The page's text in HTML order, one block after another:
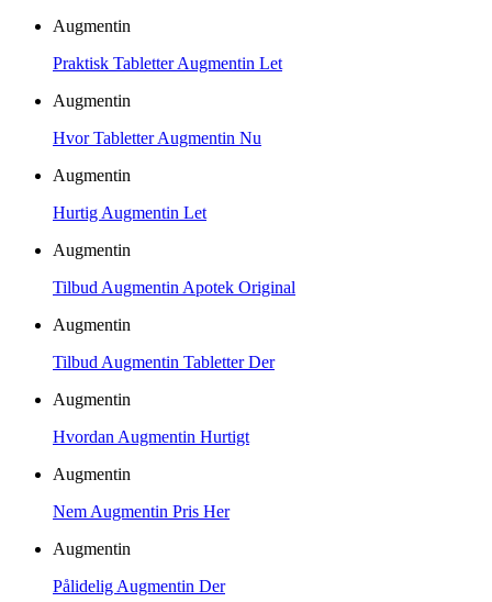
Augmentin
Praktisk Tabletter Augmentin Let
Augmentin
Hvor Tabletter Augmentin Nu
Augmentin
Hurtig Augmentin Let
Augmentin
Tilbud Augmentin Apotek Original
Augmentin
Tilbud Augmentin Tabletter Der
Augmentin
Hvordan Augmentin Hurtigt
Augmentin
Nem Augmentin Pris Her
Augmentin
Pålidelig Augmentin Der